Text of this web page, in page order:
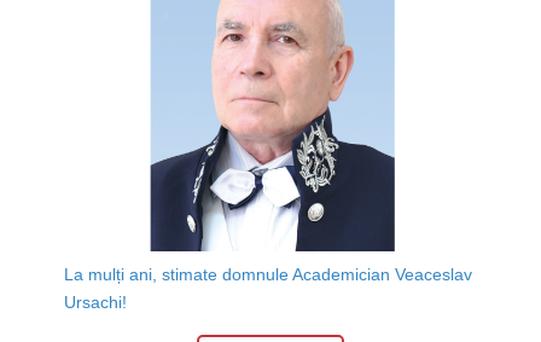
La mulți ani, stimate domnule Academician Veaceslav
Ursachi!